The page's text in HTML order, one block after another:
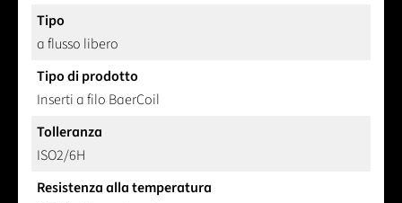
Tipo
a flusso libero
Tipo di prodotto
Inserti a filo BaerCoil
Tolleranza
ISO2/6H
Resistenza alla temperatura